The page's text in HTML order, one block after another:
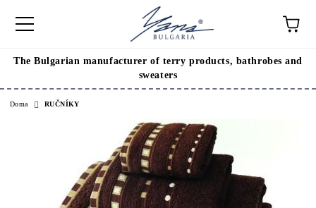
The Bulgarian manufacturer of terry products, bathrobes and
sweaters
Doma RUČNÍKY